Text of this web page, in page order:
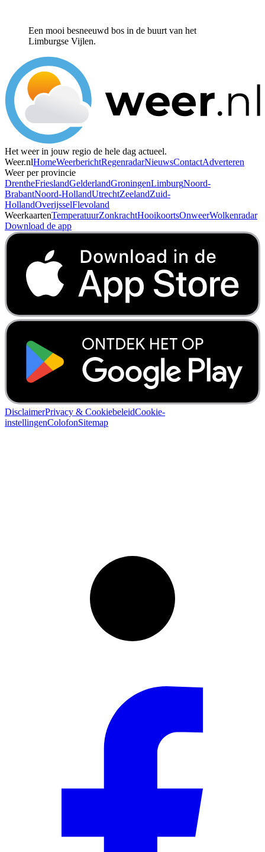
Een mooi besneeuwd bos in de buurt van het
Limburgse Vijlen.
Het weer in jouw regio de hele dag actueel.
Weer.nlHomeWeerberichtRegenradarNieuwsContactAdverteren
Weer per provincie
DrentheFrieslandGelderlandGroningenLimburgNoord-
BrabantNoord-HollandUtrechtZeelandZuid-
HollandOverijsselFlevoland
WeerkaartenTemperatuurZonkrachtHooikoortsOnweerWolkenradar
Download de app
DisclaimerPrivacy & CookiebeleidCookie-
instellingenColofonSitemap